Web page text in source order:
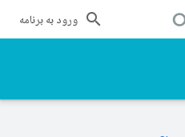
ورود به برنامه